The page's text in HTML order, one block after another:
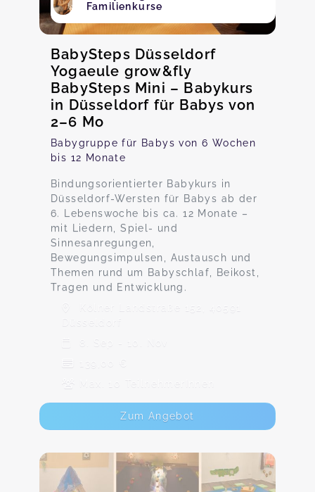
Familienkurse
BabySteps Düsseldorf
Yogaeule grow&fly
BabySteps Mini – Babykurs
in Düsseldorf für Babys von
2–6 Mo
Babygruppe für Babys von 6 Wochen
bis 12 Monate
Bindungsorientierter Babykurs in
Düsseldorf-Wersten für Babys ab der
6. Lebenswoche bis ca. 12 Monate –
mit Liedern, Spiel- und
Sinnesanregungen,
Bewegungsimpulsen, Austausch und
Themen rund um Babyschlaf, Beikost,
Tragen und Entwicklung.
Kölner Landstraße 152, 40591
Düsseldorf
8. Sep - 10. Nov
139,00 €
Max. 10 TeilnehmerInnen
Zum Angebot